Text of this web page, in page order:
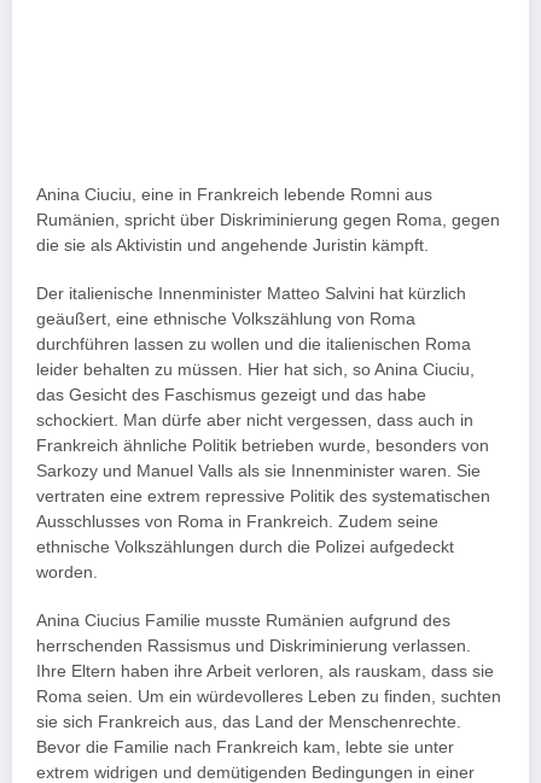
Anina Ciuciu, eine in Frankreich lebende Romni aus
Rumänien, spricht über Diskriminierung gegen Roma, gegen
die sie als Aktivistin und angehende Juristin kämpft.
Der italienische Innenminister Matteo Salvini hat kürzlich
geäußert, eine ethnische Volkszählung von Roma
durchführen lassen zu wollen und die italienischen Roma
leider behalten zu müssen. Hier hat sich, so Anina Ciuciu,
das Gesicht des Faschismus gezeigt und das habe
schockiert. Man dürfe aber nicht vergessen, dass auch in
Frankreich ähnliche Politik betrieben wurde, besonders von
Sarkozy und Manuel Valls als sie Innenminister waren. Sie
vertraten eine extrem repressive Politik des systematischen
Ausschlusses von Roma in Frankreich. Zudem seine
ethnische Volkszählungen durch die Polizei aufgedeckt
worden.
Anina Ciucius Familie musste Rumänien aufgrund des
herrschenden Rassismus und Diskriminierung verlassen.
Ihre Eltern haben ihre Arbeit verloren, als rauskam, dass sie
Roma seien. Um ein würdevolleres Leben zu finden, suchten
sie sich Frankreich aus, das Land der Menschenrechte.
Bevor die Familie nach Frankreich kam, lebte sie unter
extrem widrigen und demütigenden Bedingungen in einer